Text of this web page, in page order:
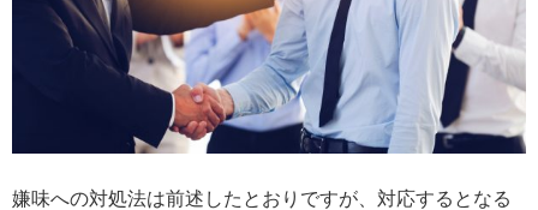
嫌味への対処法は前述したとおりですが、対応するとなる